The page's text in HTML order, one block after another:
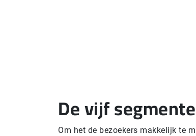
De vijf
Om het de bezoekers makkelijk te